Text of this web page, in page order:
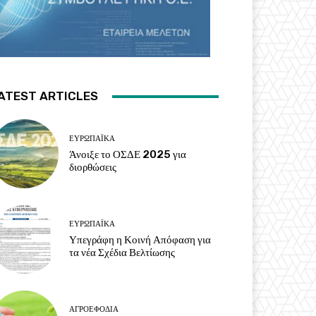
ARTICLES
ΕΥΡΩΠΑΪΚΆ
Άνοιξε το ΟΣΔΕ 2025 για
διορθώσεις
ΕΥΡΩΠΑΪΚΆ
Υπεγράφη η Κοινή Απόφαση για
τα νέα Σχέδια Βελτίωσης
ΑΓΡΟΕΦΌΔΙΑ